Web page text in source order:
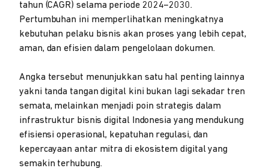
tahun (CAGR) selama periode 2024–2030.
Pertumbuhan ini memperlihatkan meningkatnya
kebutuhan pelaku bisnis akan proses yang lebih cepat,
aman, dan efisien dalam pengelolaan dokumen.
Angka tersebut menunjukkan satu hal penting lainnya
yakni tanda tangan digital kini bukan lagi sekadar tren
semata, melainkan menjadi poin strategis dalam
infrastruktur bisnis digital Indonesia yang mendukung
efisiensi operasional, kepatuhan regulasi, dan
kepercayaan antar mitra di ekosistem digital yang
semakin terhubung.